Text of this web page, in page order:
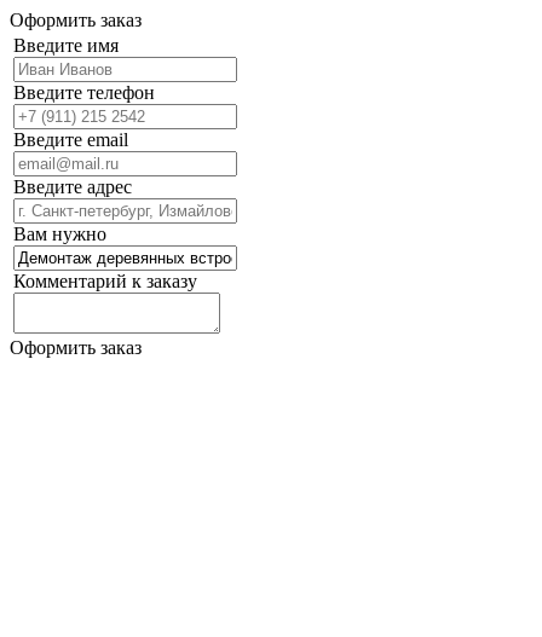
Оформить заказ
Введите имя
Введите телефон
Введите email
Введите адрес
Вам нужно
Комментарий к заказу
Оформить заказ